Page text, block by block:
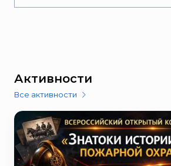
Активности
Все активности